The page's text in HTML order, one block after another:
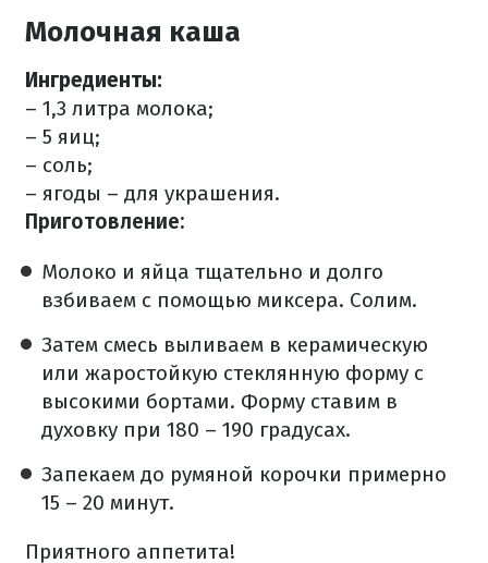
Молочная каша
Ингредиенты:
– 1,3 литра молока;
– 5 яиц;
– соль;
– ягоды – для украшения.
Приготовление:
Молоко и яйца тщательно и долго
взбиваем с помощью миксера. Солим.
Затем смесь выливаем в керамическую
или жаростойкую стеклянную форму с
высокими бортами. Форму ставим в
духовку при 180 – 190 градусах.
Запекаем до румяной корочки примерно
15 – 20 минут.
Приятного аппетита!